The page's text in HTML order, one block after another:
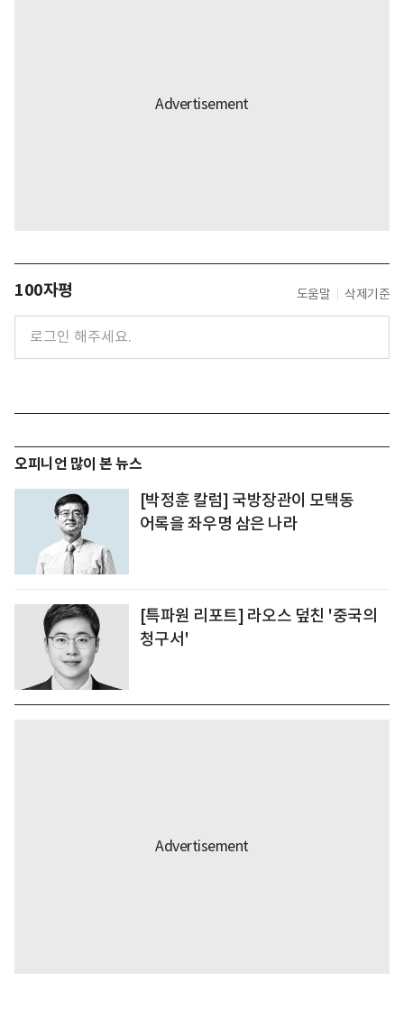
100자평 도움말 삭제기준
오피니언 많이 본 뉴스
[박정훈 칼럼] 국방장관이 모택동
어록을 좌우명 삼은 나라
[특파원 리포트] 라오스 덮친 '중국의
청구서'